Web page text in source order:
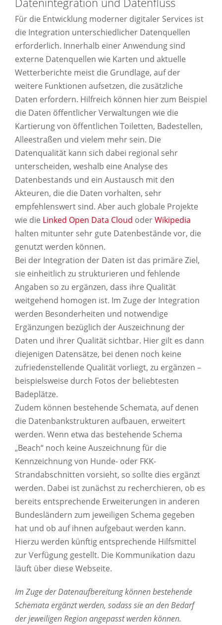
Für die Entwicklung moderner digitaler Services ist
die Integration unterschiedlicher Datenquellen
erforderlich. Innerhalb einer Anwendung sind
externe Datenquellen wie Karten und aktuelle
Wetterberichte meist die Grundlage, auf der
weitere Funktionen aufsetzen, die zusätzliche
Daten erfordern. Hilfreich können hier zum Beispiel
die Daten öffentlicher Verwaltungen wie die
Kartierung von öffentlichen Toiletten, Badestellen,
Alleestraßen und vielem mehr sein. Die
Datenqualität kann sich dabei regional sehr
unterscheiden, weshalb eine Analyse des
Datenbestands und ein Austausch mit den
Akteuren, die die Daten vorhalten, sehr
empfehlenswert sind. Aber auch globale Projekte
wie die Linked Open Data Cloud oderWikipedia
halten mitunter sehr gute Datenbestände vor, die
genutzt werden können.
Bei der Integration der Daten ist das primäre Ziel,
sie einheitlich zu strukturieren und fehlende
Angaben so zu ergänzen, dass ihre Qualität
weitgehend homogen ist. Im Zuge der Integration
werden Besonderheiten und notwendige
Ergänzungen bezüglich der Auszeichnung der
Daten und ihrer Qualität sichtbar. Hier gilt es dann
diejenigen Datensätze, bei denen noch keine
zufriedenstellende Qualität vorliegt, zu ergänzen –
beispielsweise durch Fotos der beliebtesten
Badeplätze.
Zudem können bestehende Schemata, auf denen
die Datenbankstrukturen aufbauen, erweitert
werden. Wenn etwa das bestehende Schema
„Beach“ noch keine Auszeichnung für die
Kennzeichnung von Hunde- oder FKK-
Strandabschnitten vorsieht, so sollte dies ergänzt
werden. Dabei ist zunächst zu recherchieren, ob es
bereits entsprechende Erweiterungen in anderen
Bundesländern zum jeweiligen Schema gegeben
hat und ob auf ihnen aufgebaut werden kann.
Hierzu werden künftig entsprechende Hilfsmittel
zur Verfügung gestellt. Die Kommunikation dazu
läuft über diese Webseite.
Im Zuge der Datenaufbereitung können bestehende
Schemata ergänzt werden, sodass sie an den Bedarf
der jeweiligen Region angepasst werden können.